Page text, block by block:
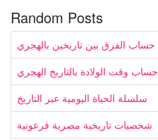
Random Posts
حساب الفرق بين تاريخين بالهجري
حساب وقت الولادة بالتاريخ الهجري
سلسلة الحياة اليومية عبر التاريخ
شخصيات تاريخية مصرية فرعونية